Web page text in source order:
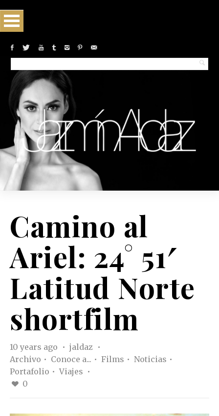
Camino al
Ariel: 24° 51′
Latitud Norte
shortfilm
10 years ago
jaldaz
Archivo
Conoce a... Films
Noticias
Portafolio
Viajes
0